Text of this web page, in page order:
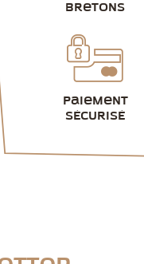
bretons
Paiement
sécurisé